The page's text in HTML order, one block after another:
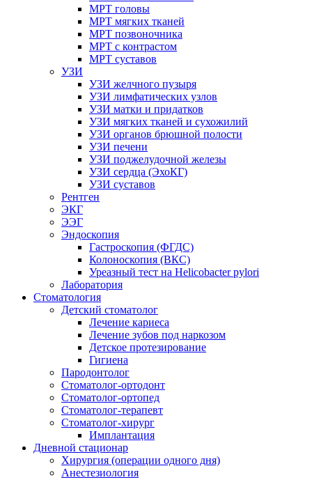
МРТ головы
МРТ мягких тканей
МРТ позвоночника
МРТ с контрастом
МРТ суставов
УЗИ
УЗИ желчного пузыря
УЗИ лимфатических узлов
УЗИ матки и придатков
УЗИ мягких тканей и сухожилий
УЗИ органов брюшной полости
УЗИ печени
УЗИ поджелудочной железы
УЗИ сердца (ЭхоКГ)
УЗИ суставов
Рентген
ЭКГ
ЭЭГ
Эндоскопия
Гастроскопия (ФГДС)
Колоноскопия (ВКС)
Уреазный тест на Helicobacter pylori
Лаборатория
Стоматология
Детский стоматолог
Лечение кариеса
Лечение зубов под наркозом
Детское протезирование
Гигиена
Пародонтолог
Стоматолог-ортодонт
Стоматолог-ортопед
Стоматолог-терапевт
Стоматолог-хирург
Имплантация
Дневной стационар
Хирургия (операции одного дня)
Анестезиология